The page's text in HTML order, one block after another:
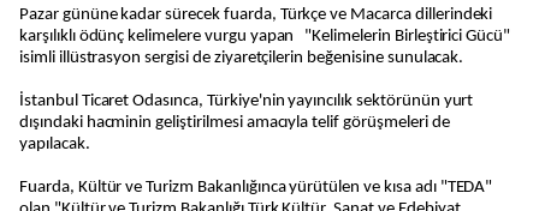
Pazar gününe kadar sürecek fuarda, Türkçe ve Macarca dillerindeki
karşılıklı ödünç kelimelere vurgu yapan "Kelimelerin Birleştirici Gücü"
isimli illüstrasyon sergisi de ziyaretçilerin beğenisine sunulacak.
İstanbul Ticaret Odasınca, Türkiye'nin yayıncılık sektörünün yurt
dışındaki hacminin geliştirilmesi amacıyla telif görüşmeleri de
yapılacak.
Fuarda, Kültür ve Turizm Bakanlığınca yürütülen ve kısa adı "TEDA"